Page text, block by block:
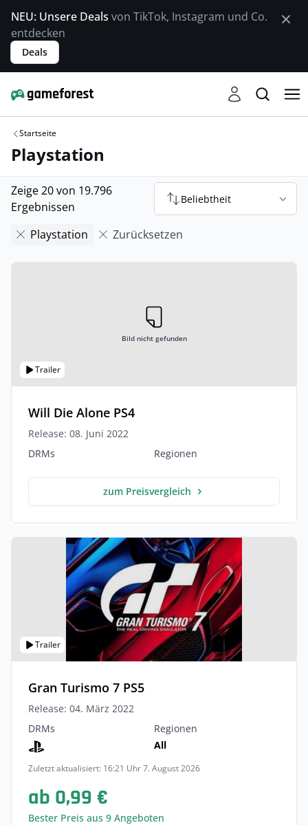
NEU: Unsere Deals von TikTok, Instagram und Co.
entdecken
Deals
Startseite
Playstation
Zeige 20 von 19.796
Ergebnissen
Beliebtheit
Playstation Zurücksetzen
Trailer
Bild nicht gefunden
Will Die Alone PS4
Release: 08. Juni 2022
DRMs
Regionen
zum Preisvergleich
Trailer
Gran Turismo 7 PS5
Release: 04. März 2022
DRMs
Regionen
All
Zuletzt aktualisiert: 16:21 Uhr 7. August 2026
ab 0,99 €
Bester Preis aus 9 Angeboten